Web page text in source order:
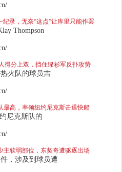
纪录，无奈“这点”让库里只能作罢
Thompson
得分上双，挡住绿衫军反扑攻势
火队的球员吉
最高，率领纽约尼克斯击退快船
尼克斯队的
主软弱部位，东契奇遭驱逐出场
，涉及到球员遭